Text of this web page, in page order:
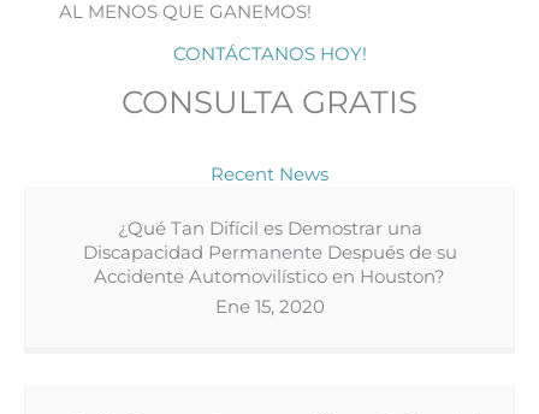
AL MENOS QUE GANEMOS!
CONTÁCTANOS HOY!
CONSULTA GRATIS
Recent News
¿Qué Tan Difícil es Demostrar una
Discapacidad Permanente Después de su
Accidente Automovilístico en Houston?
Ene 15, 2020